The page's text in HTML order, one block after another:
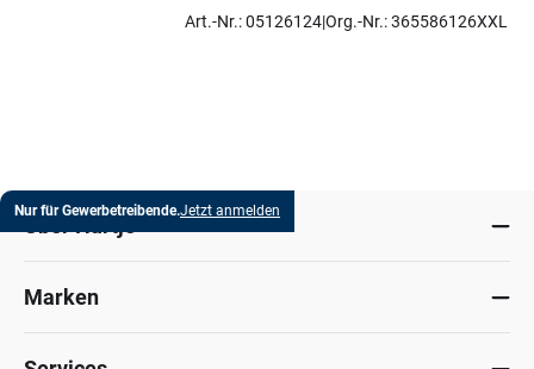
Art.-Nr.: 05126124Org.-Nr.: 365586126XXL
Nur für Gewerbetreibende.Jetzt anmelden
Marken